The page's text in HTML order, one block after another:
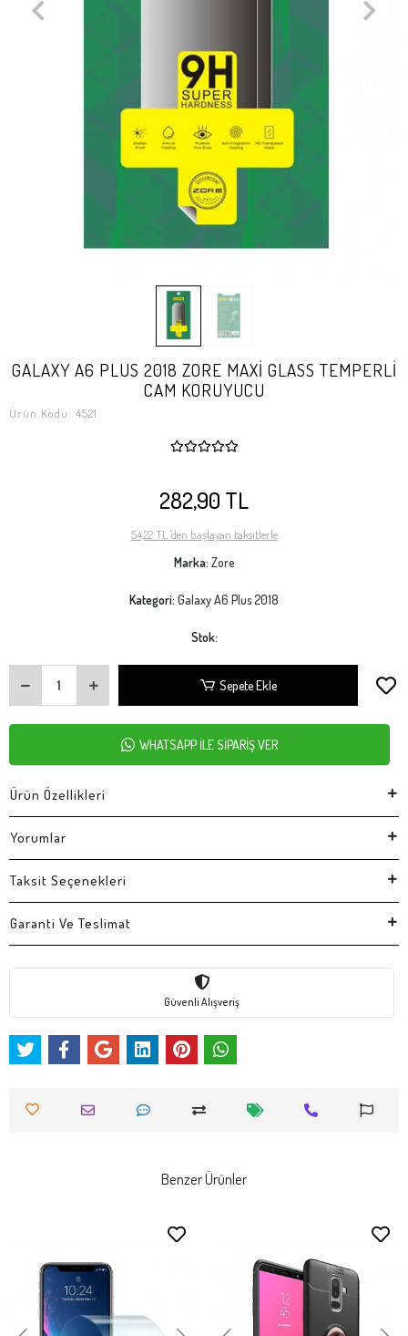
GALAXY A6 PLUS 2018 ZORE MAXİ GLASS TEMPERLİ
CAM KORUYUCU
Ürün Kodu: 4521
282,90 TL
54,22 TL 'den başlayan taksitlerle
Marka: Zore
Kategori: Galaxy A6 Plus 2018
Stok:
Sepete Ekle
WHATSAPP İLE SİPARİŞ VER
Ürün Özellikleri
Yorumlar
Taksit Seçenekleri
Garanti Ve Teslimat
Güvenli Alışveriş
Benzer Ürünler